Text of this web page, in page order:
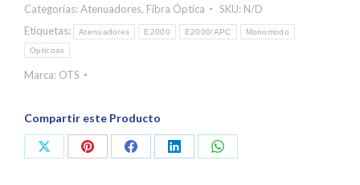
Categorías:Atenuadores, Fibra Óptica SKU: N/D
Etiquetas:
Atenuadores E2000 E2000/APC Monomodo
Opticoax
Marca: OTS
Compartir este Producto
Share
Share
Share
Share
Share